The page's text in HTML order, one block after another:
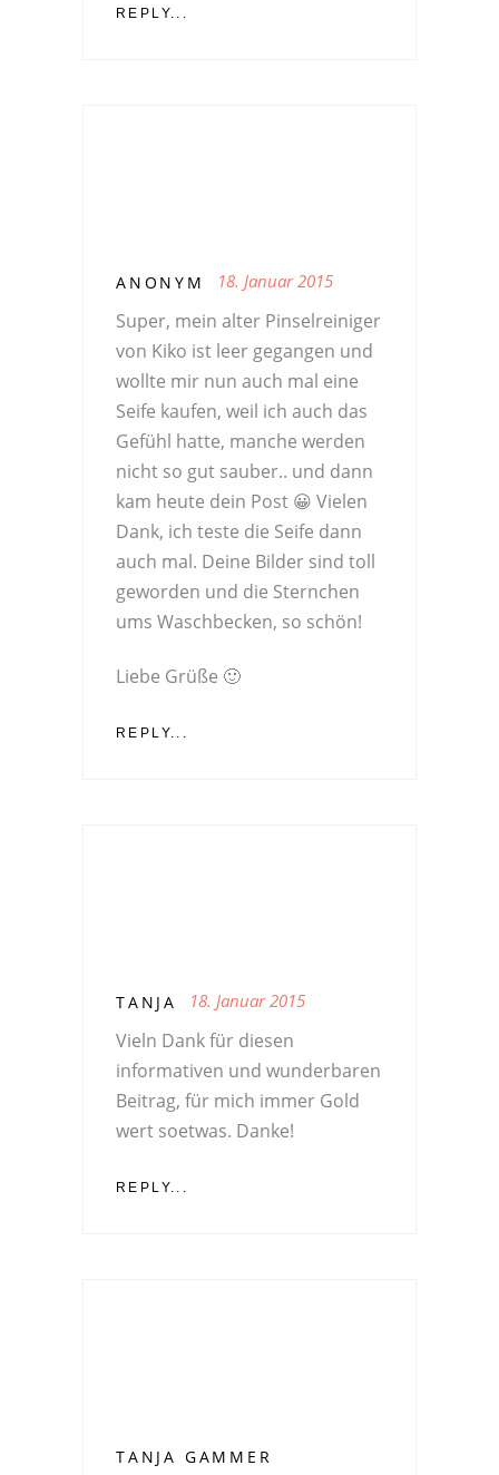
REPLY...
ANONYM 18. Januar 2015
Super, mein alter Pinselreiniger
von Kiko ist leer gegangen und
wollte mir nun auch mal eine
Seife kaufen, weil ich auch das
Gefühl hatte, manche werden
nicht so gut sauber.. und dann
kam heute dein Post 😀 Vielen
Dank, ich teste die Seife dann
auch mal. Deine Bilder sind toll
geworden und die Sternchen
ums Waschbecken, so schön!
Liebe Grüße 🙂
REPLY...
TANJA 18. Januar 2015
Vieln Dank für diesen
informativen und wunderbaren
Beitrag, für mich immer Gold
wert soetwas. Danke!
REPLY...
TANJA GAMMER